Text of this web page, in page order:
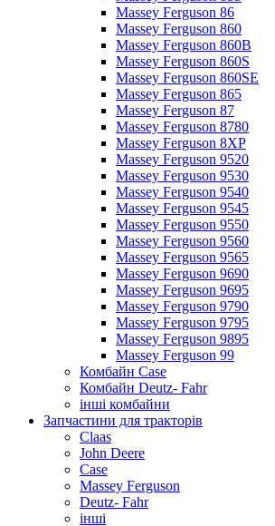
Massey Ferguson 86
Massey Ferguson 860
Massey Ferguson 860B
Massey Ferguson 860S
Massey Ferguson 860SE
Massey Ferguson 865
Massey Ferguson 87
Massey Ferguson 8780
Massey Ferguson 8XP
Massey Ferguson 9520
Massey Ferguson 9530
Massey Ferguson 9540
Massey Ferguson 9545
Massey Ferguson 9550
Massey Ferguson 9560
Massey Ferguson 9565
Massey Ferguson 9690
Massey Ferguson 9695
Massey Ferguson 9790
Massey Ferguson 9795
Massey Ferguson 9895
Massey Ferguson 99
Комбайн Case
Комбайн Deutz- Fahr
інші комбайни
Запчастини для тракторів
Claas
John Deere
Case
Massey Ferguson
Deutz- Fahr
інші